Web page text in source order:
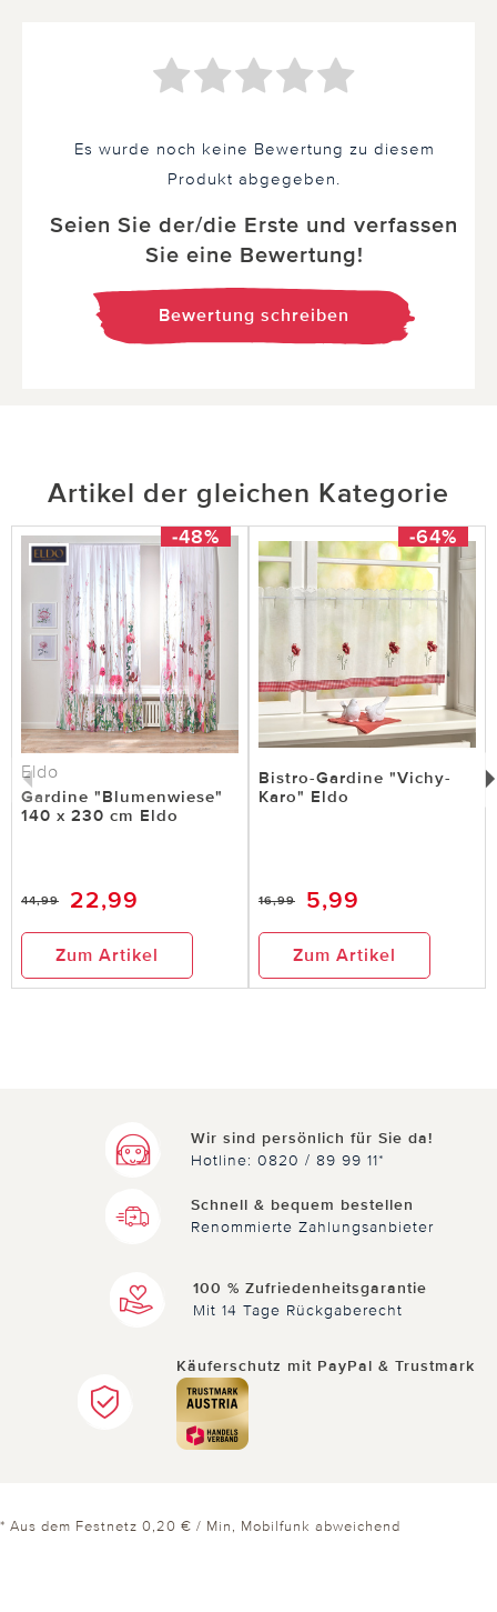
Es wurde noch keine Bewertung zu diesem
Produkt abgegeben.
Seien Sie der/die Erste und verfassen
Sie eine Bewertung!
Bewertung schreiben
Artikel der gleichen Kategorie
-48%
Eldo
Gardine "Blumenwiese"
140 x 230 cm Eldo
44,99 22,99
Zum Artikel
-64%
Bistro-Gardine "Vichy-
Karo" Eldo
16,99 5,99
Zum Artikel
Wir sind persönlich für Sie da!
Hotline: 0820 / 89 99 11*
Schnell & bequem bestellen
Renommierte Zahlungsanbieter
100 % Zufriedenheitsgarantie
Mit 14 Tage Rückgaberecht
Käuferschutz mit PayPal & Trustmark
* Aus dem Festnetz 0,20 € / Min, Mobilfunk abweichend